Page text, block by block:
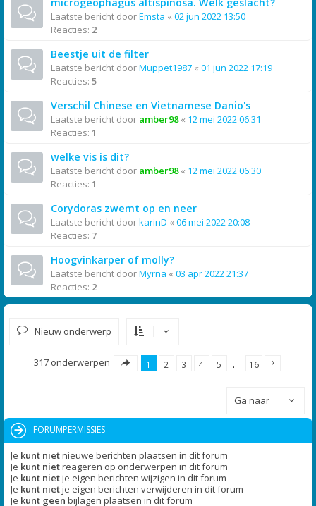
Laatste bericht doorEmsta « 02 jun 2022 13:50
Reacties: 2
Beestje uit de filter
Laatste bericht doorMuppet1987 « 01 jun 2022 17:19
Reacties: 5
Verschil Chinese en Vietnamese Danio's
Laatste bericht door amber98« 12 mei 2022 06:31
Reacties: 1
welke vis is dit?
Laatste bericht door amber98« 12 mei 2022 06:30
Reacties: 1
Corydoras zwemt op en neer
Laatste bericht doorkarinD « 06 mei 2022 20:08
Reacties: 7
Hoogvinkarper of molly?
Laatste bericht doorMyrna « 03 apr 2022 21:37
Reacties: 2
Nieuw onderwerp
317 onderwerpen 1 2 3 4 5 … 16
Ga naar
FORUMPERMISSIES
Je kunt nietnieuwe berichten plaatsen in dit forum
Je kunt nietreageren op onderwerpen in dit forum
Je kunt nietje eigen berichten wijzigen in dit forum
Je kunt nietje eigen berichten verwijderen in dit forum
Je kunt geen bijlagen plaatsen in dit forum